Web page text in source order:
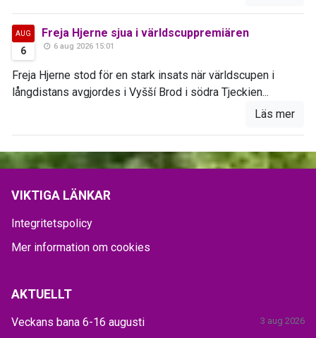
AUG
6
Freja Hjerne sjua i världscuppremiären
6 aug 2026 15:01
Freja Hjerne stod för en stark insats när världscupen i
långdistans avgjordes i Vyšší Brod i södra Tjeckien...
Läs mer
VIKTIGA LÄNKAR
Integritetspolicy
Mer information om cookies
AKTUELLT
Veckans bana 6-16 augusti 3 aug 2026